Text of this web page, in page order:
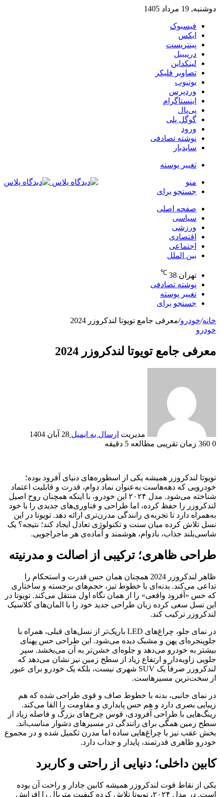
دوشنبه, 19 مرداد 1405
فیسبوک
ایکس
پینتریست
دریبببل
لینکداین
تصاویر فلیکر
یوتیوب
وردپرس
اینستاگرام
پی‌پال
گوگل پلی
ورود
نوشته تصادفی
سایدبار
تغییر پوسته
منو
جستجو برای
صفحه اصلی
سیاسی
ورزشی
اقتصادی
اجتماعی
بین الملل
تهران 38
℃
نوشته تصادفی
تغییر پوسته
جستجو برای
خانه/خودرو/معرفی جامع تویوتا لندکروزر 2024
خودرو
معرفی جامع تویوتا لندکروزر 2024
مدیریت ارسال به ایمیل 28 آبان 1404
0
زمان تقریبی مطالعه 5 دقیقه
تویوتا لندکروزر همیشه یکی از اسطوره‌های دنیای آفرود بوده؛
خودرویی که دهه‌هاست به‌عنوان نماد دوام، قدرت و قابلیت اعتماد
شناخته می‌شود. مدل ۲۰۲۴ این خودرو، با اینکه همچنان روح اصیل
لندکروزر را حفظ کرده، اما طراحی و فناوری‌های جدیدی را با خود
به‌همراه دارد تا تجربه‌ی رانندگی مدرن‌تری ارائه دهد. تویوتا در این
نسل تلاش کرده میان سنت و تکنولوژی تعادل ایجاد کند؛ نتیجه؟ یک
شاسی‌بلند جذاب، بادوام، هوشمند و آماده‌ی هر ماجراجویی.
طراحی ظاهری؛ ترکیبی از اصالت و مدرنیته
ظاهر لندکروزر 2024 همچنان همان حس قدرت و استحکام را
تداعی می‌کند. بدنه‌ای با خطوط تیز، حجم‌های برجسته و ساختاری
که حس «آفرود واقعی» را از همان نگاه اول منتقل می‌کند. تویوتا در
این نسل سعی کرده زبان طراحی جدید خود را با المان‌های کلاسیک
لندکروزر ترکیب کند.
در نمای جلو، چراغ‌های LED باریک‌تر از نسل‌های قبلی، همراه با
جلوپنجره‌ای پهن و مشبک دیده می‌شود. این طراحی حس پهنای
بیشتر به خودرو می‌دهد و جلوه‌ای خشن‌تر به آن می‌بخشد. سپر
جلویی زاویه‌دار و ارتفاع زیاد از سطح زمین نیز نشان می‌دهد که
لندکروزر صرفاً یک SUV شهری نیست، بلکه یک خودرو برای عبور
از سخت‌ترین مسیرهاست.
در نمای جانبی، بدنه با خطوط صاف و قوی طراحی شده که هم
زیبایی بصری دارد و هم حس پایداری و مقاومت را القا می‌کند.
رینگ‌هایی با طراحی آفرودی، قوس چرخ‌های بزرگ و فاصله زیاد از
سطح زمین همگی برای رانندگی در مسیرهای دشوار مناسب‌اند.
بخش عقب نیز با چراغ‌هایی ساده اما مدرن تکمیل شده و در مجموع
خودرو ظاهری قدرتمند، پایدار و جذاب دارد.
کابین داخلی؛ دنیایی از راحتی و کاربرد
یکی از نقاط قوت لندکروزر همیشه کابین جادار و راحت آن بوده
است. در مدل ۲۰۲۴، تویوتا تلاش کرده کیفیت متریال را افزایش